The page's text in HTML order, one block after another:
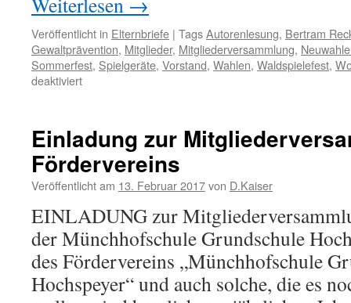
Veröffentlicht in Elternbriefe | TagsAutorenlesung, Bertram
Gewaltprävention, Mitglieder, Mitgliederversammlung,
Sommerfest, Spielgeräte, Vorstand, Wahlen, Waldspielefest,
deaktiviertfür
des
Fördervereins
Einladung zur
Fördervereins
Veröffentlicht am 13. Februar 2017von D.Kaiser
EINLADUNG zur
der Münchhofschule Grundschule
des Fördervereins „Münchhofschule
Hochspeyer“ und auch solche, die es